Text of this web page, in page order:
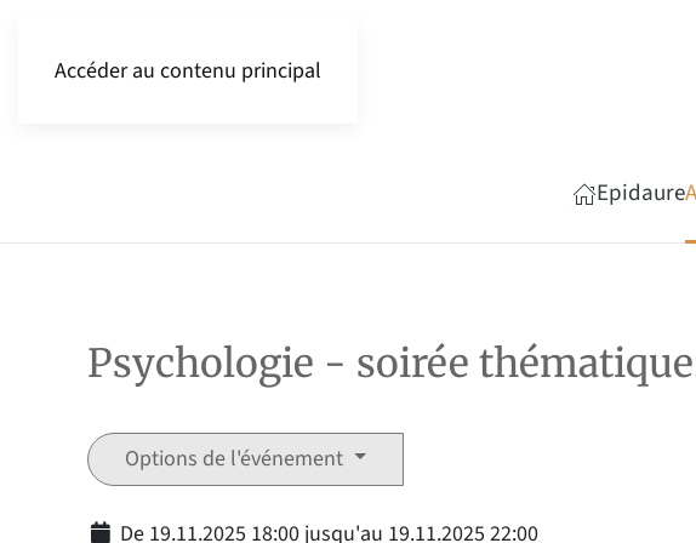
Accéder au contenu principal
Epidaure
Psychologie - soirée
Options de l'événement
De 19.11.2025 18:00 jusqu'au 19.11.2025 22:00